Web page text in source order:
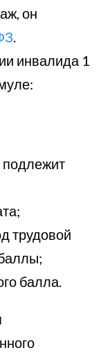
он
.
инвалида 1
подлежит
трудовой
балла.